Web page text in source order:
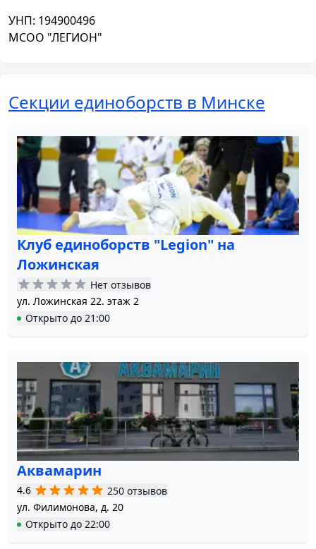
УНП: 194900496
МСОО "ЛЕГИОН"
Секции единоборств в Минске
Клуб единоборств "Legion" на
Ложинская
Нет отзывов
ул. Ложинская 22. этаж 2
Открыто до 21:00
Аквамарин
4.6
250 отзывов
ул. Филимонова, д. 20
Открыто до 22:00